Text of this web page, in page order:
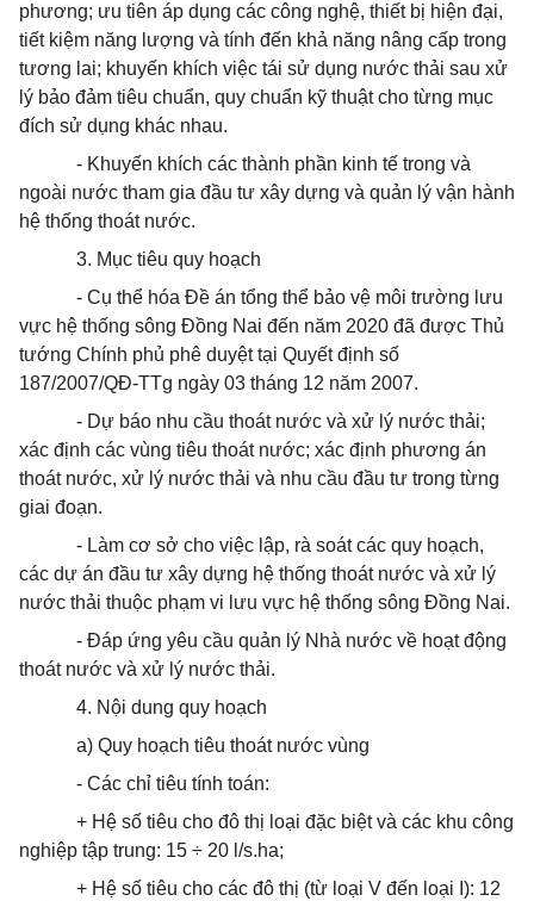
phương; ưu tiên áp dụng các công nghệ, thiết bị hiện đại,
tiết kiệm năng lượng và tính đến khả năng nâng cấp trong
tương lai; khuyến khích việc tái sử dụng nước thải sau xử
lý bảo đảm tiêu chuẩn, quy chuẩn kỹ thuật cho từng mục
đích sử dụng khác nhau.
- Khuyến khích các thành phần kinh tế trong và
ngoài nước tham gia đầu tư xây dựng và quản lý vận hành
hệ thống thoátnước.
3. Mục tiêu quy hoạch
- Cụ thể hóa Đề án tổng thể bảo vệ môi trường lưu
vực hệ thống sông Đồng Nai đến năm 2020 đã được Thủ
tướng Chính phủ phê duyệt tại Quyết định số
187/2007/QĐ-TTg ngày 03 tháng 12 năm 2007.
- Dự báo nhu cầu thoátnước và xử lý nước thải;
xác định các vùng tiêu thoátnước; xác định phương án
thoátnước, xử lý nước thải và nhu cầu đầu tư trong từng
giai đoạn.
- Làm cơ sở cho việc lập, rà soát các quy hoạch,
các dự án đầu tư xây dựng hệ thống thoátnước và xử lý
nước thải thuộc phạm vi lưu vực hệ thống sông Đồng Nai.
- Đáp ứng yêu cầu quản lý Nhà nước về hoạt động
thoátnước và xử lý nước thải.
4. Nội dung quy hoạch
a) Quy hoạch tiêu thoátnước vùng
- Các chỉ tiêu tính toán:
+ Hệ số tiêu cho đô thị loại đặc biệt và các khu công
nghiệp tập trung: 15 ÷ 20 l/s.ha;
+ Hệ số tiêu cho các đô thị (từ loại V đến loại I): 12